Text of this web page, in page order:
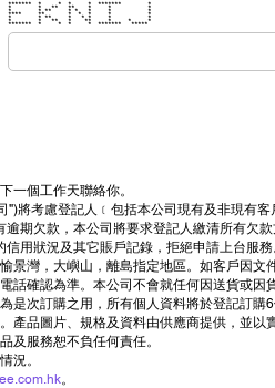
******* * * * * ******* *
* * ** ** * * *
* * ** * * * * *
**** ** * * * * *
* * ** * * * * *
* * ** * ** * * *
******* * * * * ******* *****
一個工作天聯絡你。
")將考慮登記人﹝包括本公司現有及非現有
期欠款，本公司將要求登記人繳清所有欠款
用狀況及其它賬戶記錄，拒絕申請上台服務
景灣，大嶼山，離島指定地區。如客戶因
話確認為準。本公司不會就任何因送貨或因
是次訂購之用，所有個人資料將於登記訂購6
產品圖片、規格及資料由供應商提供，並
及服務恕不負任何責任。
況。
。